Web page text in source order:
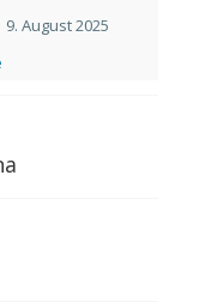
9. August 2025